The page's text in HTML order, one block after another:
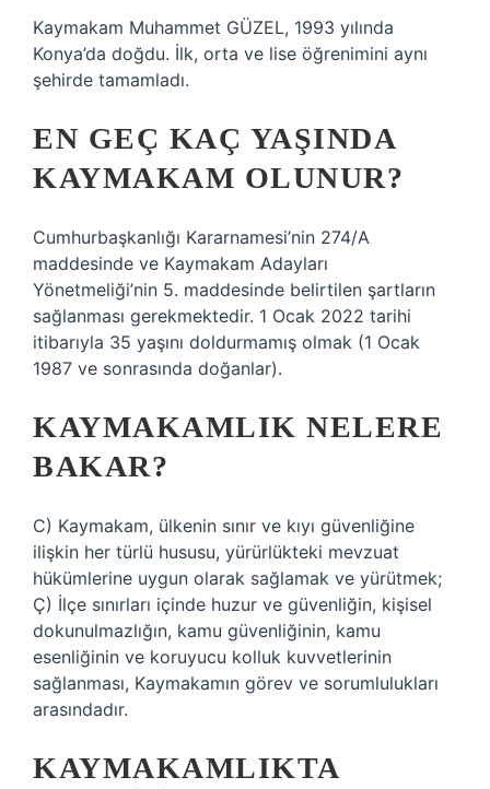
Kaymakam Muhammet GÜZEL, 1993 yılında
Konya’da doğdu. İlk, orta ve lise öğrenimini aynı
şehirde tamamladı.
EN GEÇ KAÇ YAŞINDA
KAYMAKAM OLUNUR?
Cumhurbaşkanlığı Kararnamesi’nin 274/A
maddesinde ve Kaymakam Adayları
Yönetmeliği’nin 5. maddesinde belirtilen şartların
sağlanması gerekmektedir. 1 Ocak 2022 tarihi
itibarıyla 35 yaşını doldurmamış olmak (1 Ocak
1987 ve sonrasında doğanlar).
KAYMAKAMLIK NELERE
BAKAR?
C) Kaymakam, ülkenin sınır ve kıyı güvenliğine
ilişkin her türlü hususu, yürürlükteki mevzuat
hükümlerine uygun olarak sağlamak ve yürütmek;
Ç) İlçe sınırları içinde huzur ve güvenliğin, kişisel
dokunulmazlığın, kamu güvenliğinin, kamu
esenliğinin ve koruyucu kolluk kuvvetlerinin
sağlanması, Kaymakamın görev ve sorumlulukları
arasındadır.
KAYMAKAMLIKTA